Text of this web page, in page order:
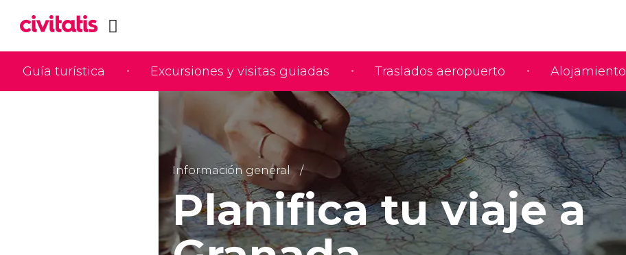
Guía turística Excursiones y visitas guiadas Traslados aeropuerto Alojamiento
Información general
Planifica tu viaje a